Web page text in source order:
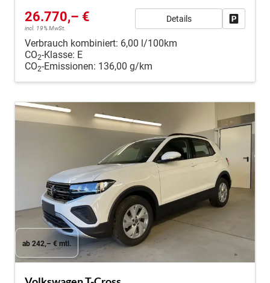
26.770,– €
incl. 19% MwSt.
Details
Verbrauch kombiniert: 6,00 l/100km
CO2-Klasse: E
CO2-Emissionen: 136,00 g/km
ab 242,– € mtl.